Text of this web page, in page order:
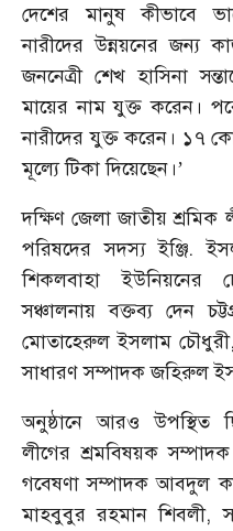
দেশের মানুষ কীভাবে
নারীদের উন্নয়নের জন্য
জননেত্রী শেখ হাসিনা
মায়ের নাম যুক্ত করেন।
নারীদের যুক্ত করেন। ১৭
মূল্যে টিকা দিয়েছেন।’
দক্ষিণ জেলা জাতীয়
পরিষদের সদস্য ইঞ্জি.
শিকলবাহা ইউনিয়নের
সঞ্চালনায় বক্তব্য দেন
মোতাহেরুল ইসলাম চৌধুরী,
সাধারণ সম্পাদক জহিরুল
অনুষ্ঠানে আরও উপস্থিত
লীগের শ্রমবিষয়ক
গবেষণা সম্পাদক আবদুল
মাহবুবুর রহমান শিবলী,